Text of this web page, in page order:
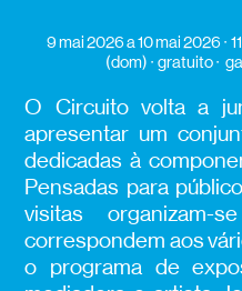
9 mai 2026a 10 mai 2026
(dom) gratuito
O Circuito volta a
apresentar um
dedicadas à
Pensadas para
visitas organizam-
correspondem aos
o programa de